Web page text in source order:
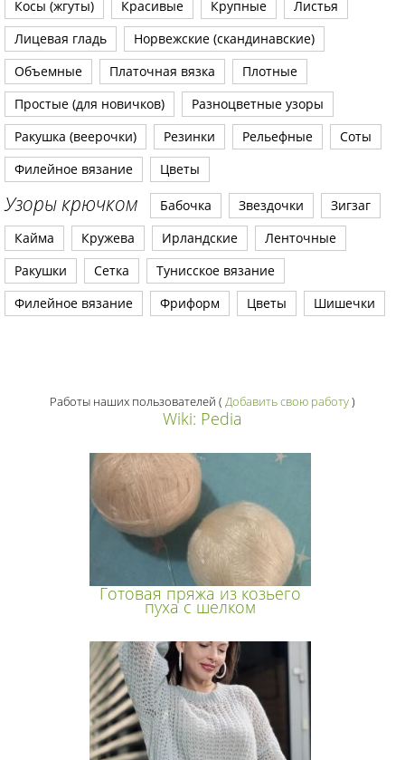
Косы (жгуты) Красивые Крупные
Листья
Лицевая гладь
Норвежские (скандинавские)
Объемные
Платочная вязка
Плотные
Простые (для новичков)
Разноцветные узоры
Ракушка (веерочки)
Резинки Рельефные
Соты
Филейное вязание
Цветы
Узоры крючком Бабочка Звездочки
Зигзаг
Кайма
Кружева Ирландские
Ленточные
Ракушки
Сетка
Тунисское вязание
Филейное вязание
Фриформ Цветы Шишечки
Работы наших пользователей ( Добавить свою работу)
Wiki: Pedia
Готовая пряжа из козьего
пуха с шелком